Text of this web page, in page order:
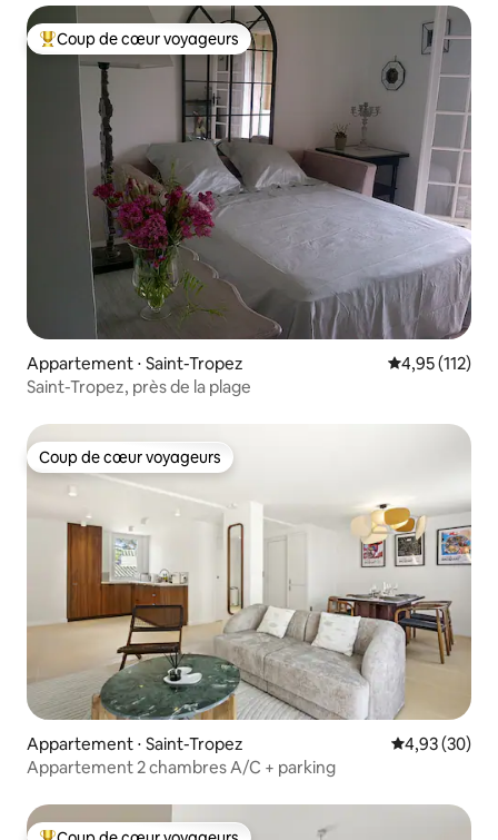
Coups de cœur voyageurs les plus appréciés
Coup de cœur voyageurs
Appartement ⋅ Saint-Tropez Évaluation
4,95 (112)
Saint-Tropez, près de la plage
Coup de cœur voyageurs
Coup de cœur voyageurs
Appartement ⋅ Saint-Tropez Évaluation
4,93 (30)
Appartement 2 chambres A/C + parking